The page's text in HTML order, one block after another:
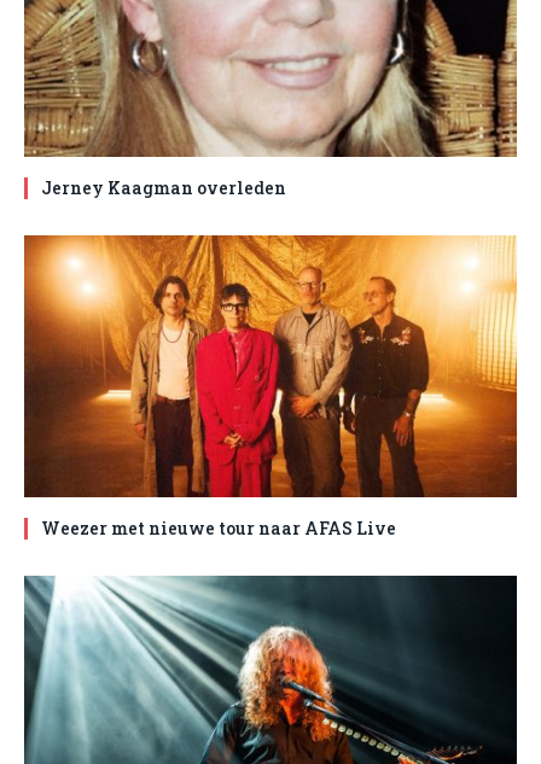
Jerney Kaagman overleden
Weezer met nieuwe tour naar AFAS Live